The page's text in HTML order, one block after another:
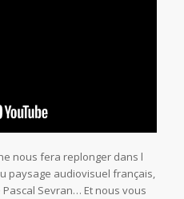
nous fera replonger dans l
paysage audiovisuel français,
Sevran… Et nous vous